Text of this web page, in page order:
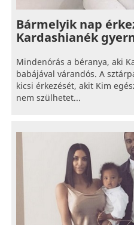
Bármelyik nap
Kardashianék
Mindenórás a béranya, aki
babájával várandós. A
kicsi érkezését, akit Kim
nem szülhetet...